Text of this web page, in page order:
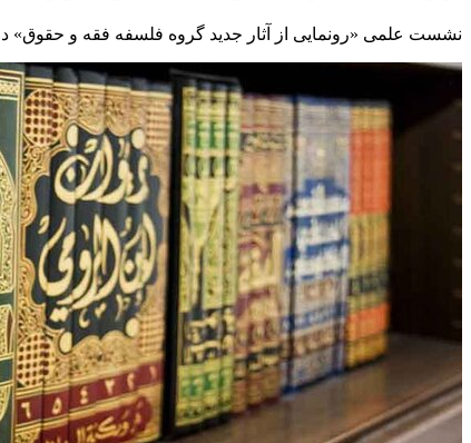
نشست علمی «رونمایی از آثار جدید گروه فلسفه فقه و حقوق»